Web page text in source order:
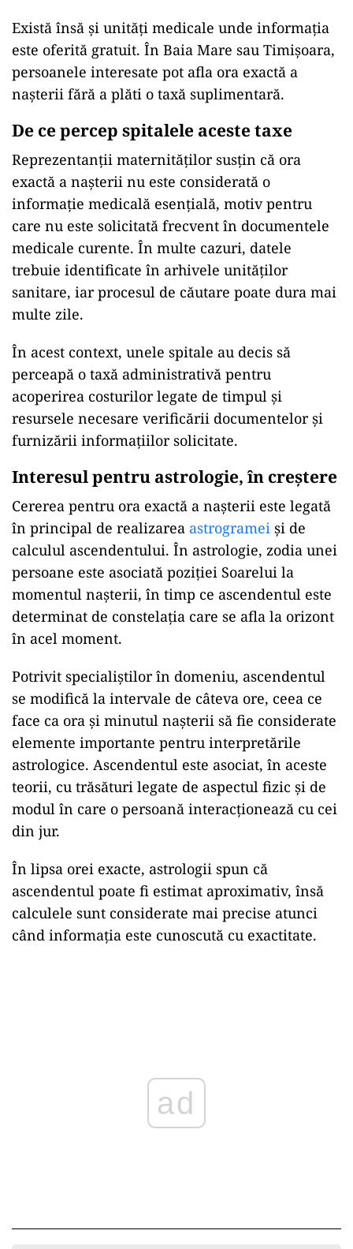
Există însă și unități medicale unde informația
este oferită gratuit. În Baia Mare sau Timișoara,
persoanele interesate pot afla ora exactă a
nașterii fără a plăti o taxă suplimentară.
De ce percep spitalele aceste taxe
Reprezentanții maternităților susțin că ora
exactă a nașterii nu este considerată o
informație medicală esențială, motiv pentru
care nu este solicitată frecvent în documentele
medicale curente. În multe cazuri, datele
trebuie identificate în arhivele unităților
sanitare, iar procesul de căutare poate dura mai
multe zile.
În acest context, unele spitale au decis să
perceapă o taxă administrativă pentru
acoperirea costurilor legate de timpul și
resursele necesare verificării documentelor și
furnizării informațiilor solicitate.
Interesul pentru astrologie, în creștere
Cererea pentru ora exactă a nașterii este legată
în principal de realizarea astrogramei și de
calculul ascendentului. În astrologie, zodia unei
persoane este asociată poziției Soarelui la
momentul nașterii, în timp ce ascendentul este
determinat de constelația care se afla la orizont
în acel moment.
Potrivit specialiștilor în domeniu, ascendentul
se modifică la intervale de câteva ore, ceea ce
face ca ora și minutul nașterii să fie considerate
elemente importante pentru interpretările
astrologice. Ascendentul este asociat, în aceste
teorii, cu trăsături legate de aspectul fizic și de
modul în care o persoană interacționează cu cei
din jur.
În lipsa orei exacte, astrologii spun că
ascendentul poate fi estimat aproximativ, însă
calculele sunt considerate mai precise atunci
când informația este cunoscută cu exactitate.
ad